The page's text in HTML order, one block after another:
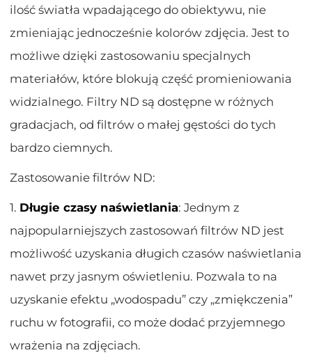
ilość światła wpadającego do obiektywu, nie
zmieniając jednocześnie kolorów zdjęcia. Jest to
możliwe dzięki zastosowaniu specjalnych
materiałów, które blokują część promieniowania
widzialnego. Filtry ND są dostępne w różnych
gradacjach, od filtrów o małej gęstości do tych
bardzo ciemnych.
Zastosowanie filtrów ND:
1. Długie czasy naświetlania: Jednym z
najpopularniejszych zastosowań filtrów ND jest
możliwość uzyskania długich czasów naświetlania
nawet przy jasnym oświetleniu. Pozwala to na
uzyskanie efektu „wodospadu” czy „zmiękczenia”
ruchu w fotografii, co może dodać przyjemnego
wrażenia na zdjęciach.